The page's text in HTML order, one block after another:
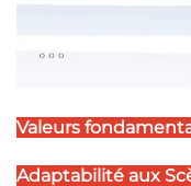
Valeurs
Adaptabilité aux